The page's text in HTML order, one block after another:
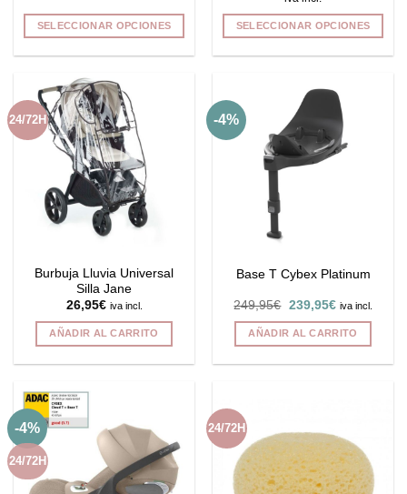
producto
SELECCIONAR OPCIONES
tiene
múltiples
variantes.
Las
opciones
se
pueden
elegir
en
página
de
SELECCIONAR OPCIONES
múltiples
variantes.
Las
opciones
página
producto
24/72H
Burbuja Lluvia Universal
Silla Jane
26,95€ iva incl.
AÑADIR AL CARRITO
-4%
Base T Cybex Platinum
249,95€ El
original
era:
239,95€El
actual
es:
iva incl.
AÑADIR AL CARRITO
-4%
24/72H
24/72H